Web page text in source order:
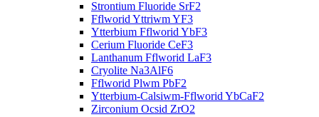
Strontium Fluoride SrF2
Fflworid Yttriwm YF3
Ytterbium Fflworid YbF3
Cerium Fluoride CeF3
Lanthanum Fflworid LaF3
Cryolite Na3AlF6
Fflworid Plwm PbF2
Ytterbium-Calsiwm-Fflworid YbCaF2
Zirconium Ocsid ZrO2